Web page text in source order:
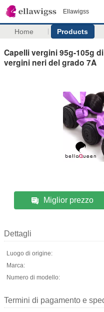
Ellawigss
Home Products
Capelli vergini 95g-105g
vergini neri del grado 7A
Miglior prezzo
Dettagli
Luogo di origine:
Marca:
Numero di modello:
Termini di pagamento e